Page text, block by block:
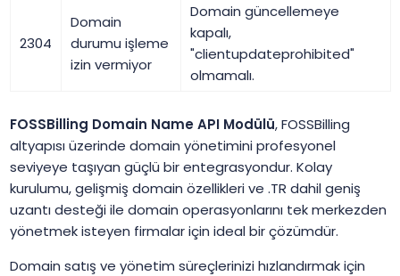
2304
Domain
durumu işleme
izin vermiyor
Domain güncellemeye
kapalı,
"clientupdateprohibited"
olmamalı.
FOSSBilling Domain Name API Modülü, FOSSBilling
altyapısı üzerinde domain yönetimini profesyonel
seviyeye taşıyan güçlü bir entegrasyondur. Kolay
kurulumu, gelişmiş domain özellikleri ve .TR dahil geniş
uzantı desteği ile domain operasyonlarını tek merkezden
yönetmek isteyen firmalar için ideal bir çözümdür.
Domain satış ve yönetim süreçlerinizi hızlandırmak için